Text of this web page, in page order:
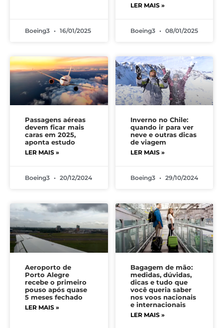
Boeing3 16/01/2025
LER MAIS »
Boeing3 08/01/2025
Passagens aéreas
devem ficar mais
caras em 2025,
aponta estudo
LER MAIS »
Boeing3 20/12/2024
Inverno no Chile:
quando ir para ver
neve e outras dicas
de viagem
LER MAIS »
Boeing3 29/10/2024
Aeroporto de
Porto Alegre
recebe o primeiro
pouso após quase
5 meses fechado
LER MAIS »
Bagagem de mão:
medidas, dúvidas,
dicas e tudo que
você queria saber
nos voos nacionais
e internacionais
LER MAIS »